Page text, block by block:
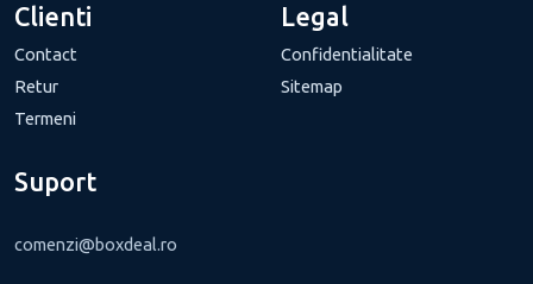
Clienti
Contact
Retur
Termeni
Legal
Confidentialitate
Sitemap
Suport
comenzi@boxdeal.ro